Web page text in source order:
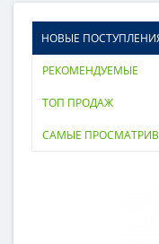
НОВЫЕ
РЕКОМЕНДУЕМЫЕ
ТОП ПРОДАЖ
САМЫЕ